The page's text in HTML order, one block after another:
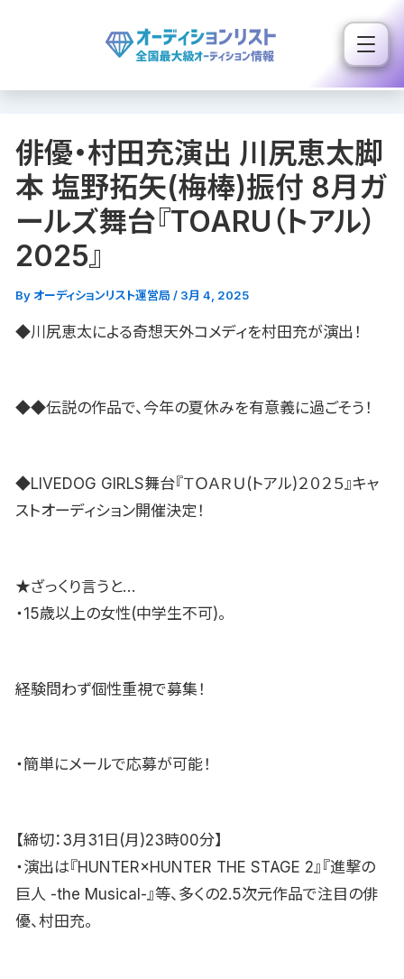
ス
俳優・村田充演出 川尻恵太脚
本 塩野拓矢(梅棒)振付 8月ガ
ールズ舞台『TOARU（トアル）
2025』
By オーディションリスト運営局 / 3月 4, 2025
◆川尻恵太による奇想天外コメディを村田充が演出！
◆◆伝説の作品で、今年の夏休みを有意義に過ごそう！
◆LIVEDOG GIRLS舞台『ＴＯＡＲＵ(トアル)２０２５』キャ
ストオーディション開催決定！
★ざっくり言うと…
・15歳以上の女性(中学生不可)。
経験問わず個性重視で募集！
・簡単にメールで応募が可能！
【締切：3月31日(月)23時00分】
・演出は『HUNTER×HUNTER THE STAGE 2』『進撃の
巨人 -the Musical-』等、多くの2.5次元作品で注目の俳
優、村田充。